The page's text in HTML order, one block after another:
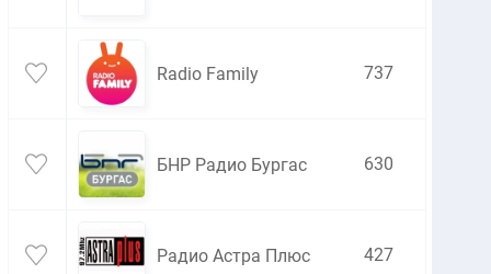
Radio Family 737
БНР Радио Бургас 630
Радио Астра Плюс 427